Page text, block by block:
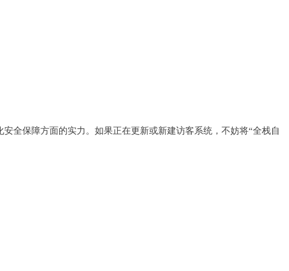
全保障方面的实力。如果正在更新或新建访客系统，不妨将“全栈自